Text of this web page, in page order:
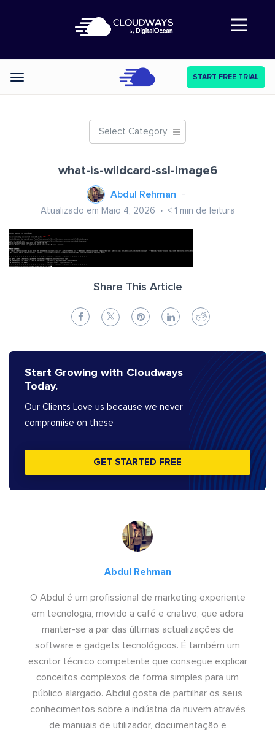
Abre a navegação
Categories START FREE TRIAL
Select Category
what-is-wildcard-ssl-image6
Abdul Rehman
Atualizado em Maio 4, 2026 < 1 min de leitura
Share This Article
Start Growing with Cloudways
Today.
Our Clients Love us because we never
compromise on these
GET STARTED FREE
Abdul Rehman
O Abdul é um profissional de marketing experiente
em tecnologia, movido a café e criativo, que adora
manter-se a par das últimas actualizações de
software e gadgets tecnológicos. É também um
escritor técnico competente que consegue explicar
conceitos complexos de forma simples para um
público alargado. Abdul gosta de partilhar os seus
conhecimentos sobre a indústria da nuvem através
de manuais de utilizador, documentação e